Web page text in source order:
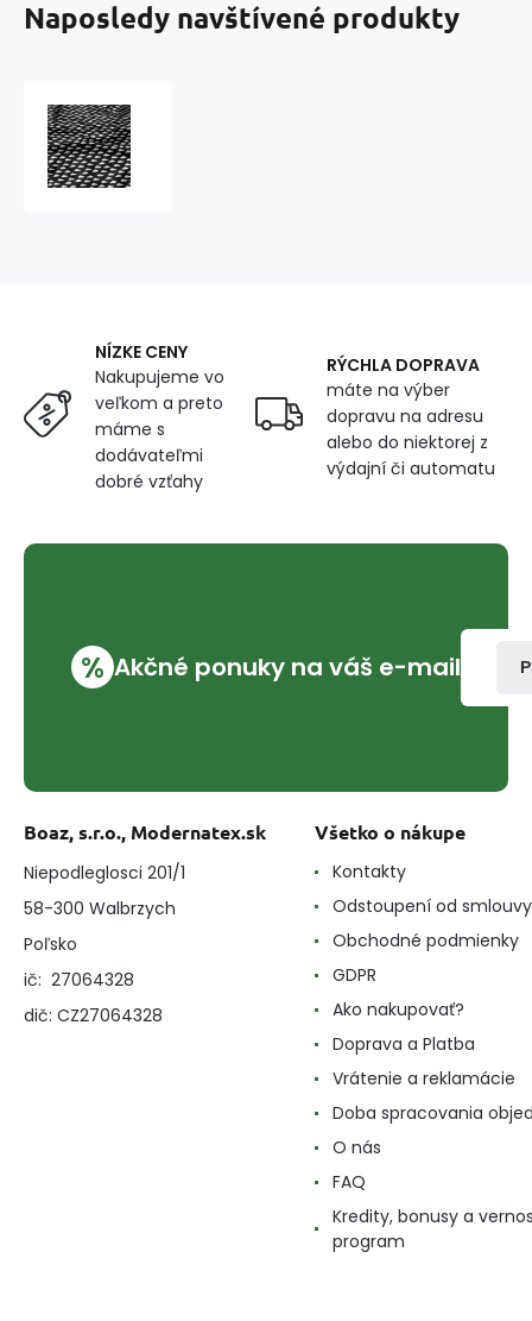
Naposledy navštívené produkty
cm
NÍZKE CENY
Nakupujeme vo
veľkom a preto
máme s
dodávateľmi
dobré vzťahy
RÝCHLA DOPRAVA
máte na výber
dopravu na adresu
alebo do niektorej z
výdajní či automatu
% Akčné ponuky na váš e-mail
Boaz, s.r.o., Modernatex.sk
Niepodleglosci 201/1
58-300 Walbrzych
Poľsko
ič: 27064328
dič: CZ27064328
Všetko o nákupe
Kontakty
Odstoupení od smlouvy
Obchodné podmienky
GDPR
Ako nakupovať?
Doprava a Platba
Vrátenie a reklamácie
Doba spracovania
O nás
FAQ
Kredity, bonusy a
program